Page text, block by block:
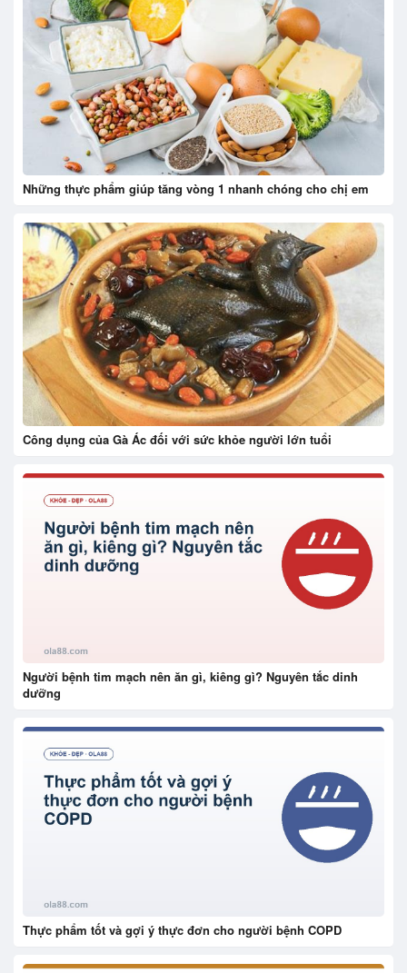
Những thực phẩm giúp tăng vòng 1 nhanh chóng cho chị em
Công dụng của Gà Ác đối với sức khỏe người lớn tuổi
Người bệnh tim mạch nên ăn gì, kiêng gì? Nguyên tắc dinh
dưỡng
Thực phẩm tốt và gợi ý thực đơn cho người bệnh COPD